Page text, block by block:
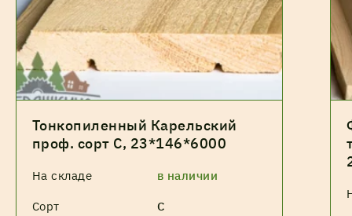
Тонкопиленный Карельский
проф. сорт С, 23*146*6000
На складе в наличии
Сорт
С